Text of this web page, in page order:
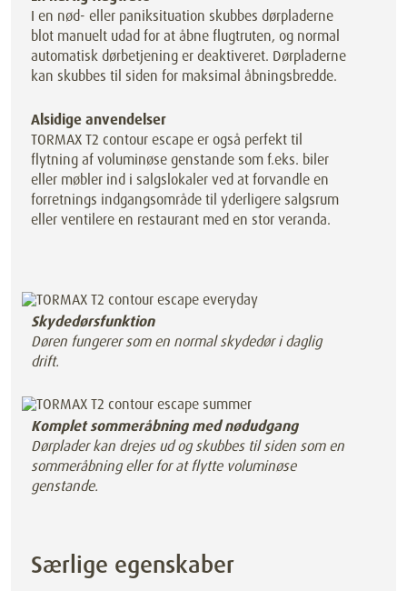
I en nød- eller paniksituation skubbes dørpladerne
blot manuelt udad for at åbne flugtruten, og normal
automatisk dørbetjening er deaktiveret. Dørpladerne
kan skubbes til siden for maksimal åbningsbredde.
Alsidige anvendelser
TORMAX T2 contour escape er også perfekt til
flytning af voluminøse genstande som f.eks. biler
eller møbler ind i salgslokaler ved at forvandle en
forretnings indgangsområde til yderligere salgsrum
eller ventilere en restaurant med en stor veranda.
Skydedørsfunktion
Døren fungerer som en normal skydedør i daglig
drift.
Komplet sommeråbning med nødudgang
Dørplader kan drejes ud og skubbes til siden som en
sommeråbning eller for at flytte voluminøse
genstande.
Særlige egenskaber